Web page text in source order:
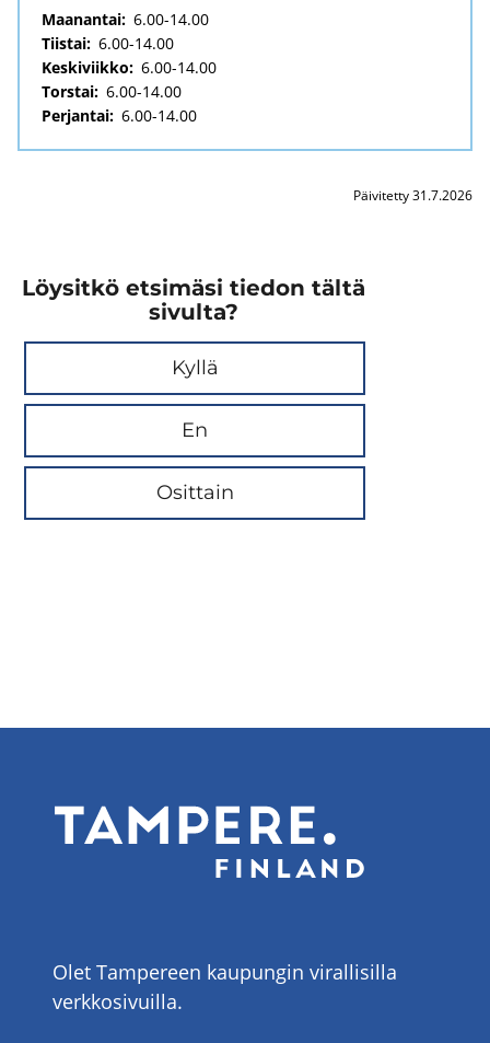
Maanantai: 6.00-14.00
Tiistai: 6.00-14.00
Keskiviikko: 6.00-14.00
Torstai: 6.00-14.00
Perjantai: 6.00-14.00
Päivitetty 31.7.2026
Löysitkö etsimäsi tiedon tältä
sivulta?
Kyllä
En
Osittain
Olet Tampereen kaupungin virallisilla
verkkosivuilla.